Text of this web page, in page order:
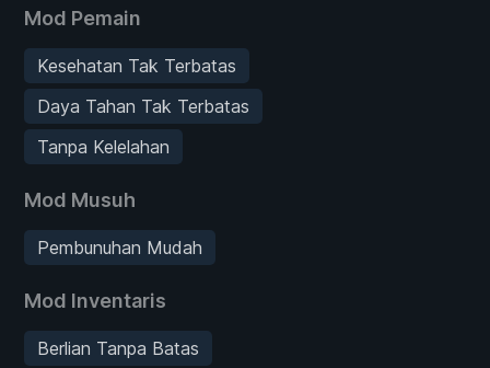
Mod Pemain
Kesehatan Tak Terbatas
Daya Tahan Tak Terbatas
Tanpa Kelelahan
Mod Musuh
Pembunuhan Mudah
Mod Inventaris
Berlian Tanpa Batas